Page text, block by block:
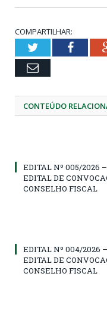
COMPARTILHAR:
Twitter
Email
CONTEÚDO
EDITAL Nº 005/2026 –
EDITAL DE
CONSELHO FISCAL
EDITAL Nº 004/2026 –
EDITAL DE
CONSELHO FISCAL